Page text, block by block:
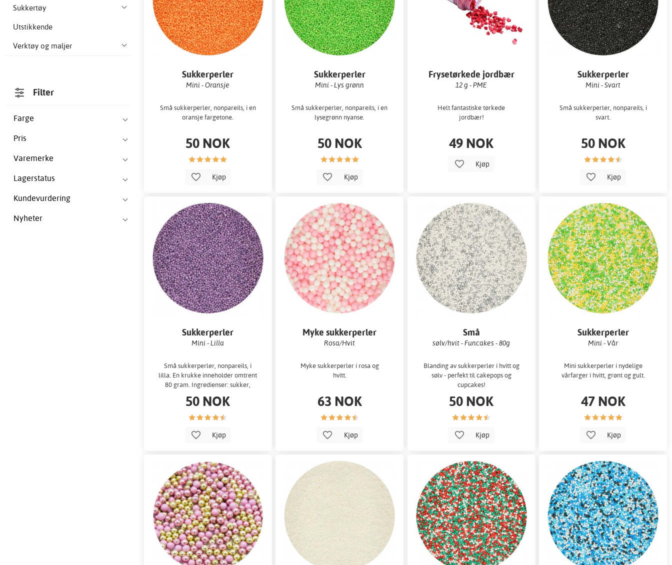
Sukkertøy
Utstikkende
Verktøy og maljer
Filter
Farge
Pris
Varemerke
Lagerstatus
Kundevurdering
Nyheter
Sukkerperler
Mini - Oransje
Små sukkerperler, nonpareils, i en
oransje fargetone.
50 NOK
Kjøp
Sukkerperler
Mini - Lys grønn
Små sukkerperler, nonpareils, i en
lysegrønn nyanse.
50 NOK
Kjøp
Frysetørkede jordbær
12 g - PME
Helt fantastiske tørkede
jordbær!
49 NOK
Kjøp
Sukkerperler
Mini - Svart
Små sukkerperler, nonpareils, i
svart.
50 NOK
Kjøp
Sukkerperler
Mini - Lilla
Små sukkerperler, nonpareils, i
lilla. En krukke inneholder omtrent
80 gram. Ingredienser: sukker,
50 NOK
Kjøp
Myke sukkerperler
Rosa/Hvit
Myke sukkerperler i rosa og
hvitt.
63 NOK
Kjøp
Små
sukkerperler/nonpareils
sølv/hvit - Funcakes - 80g
Blanding av sukkerperler i hvitt og
sølv - perfekt til cakepops og
cupcakes!
50 NOK
Kjøp
Sukkerperler
Mini - Vår
Mini sukkerperler i nydelige
vårfarger i hvitt, grønt og gult.
47 NOK
Kjøp